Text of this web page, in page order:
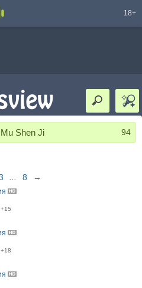
18+
Shen Ji 94
8 →
+15
+18